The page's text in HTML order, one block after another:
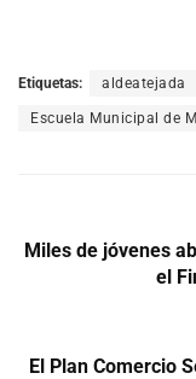
Etiquetas: aldeatejada
Escuela Municipal de
Miles de jóvenes
el
El Plan Comercio